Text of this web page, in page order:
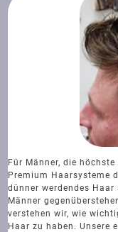
Für Männer, die
Premium Haarsysteme
dünner werdendes
Männer
verstehen wir, wie
Haar zu haben. Unsere